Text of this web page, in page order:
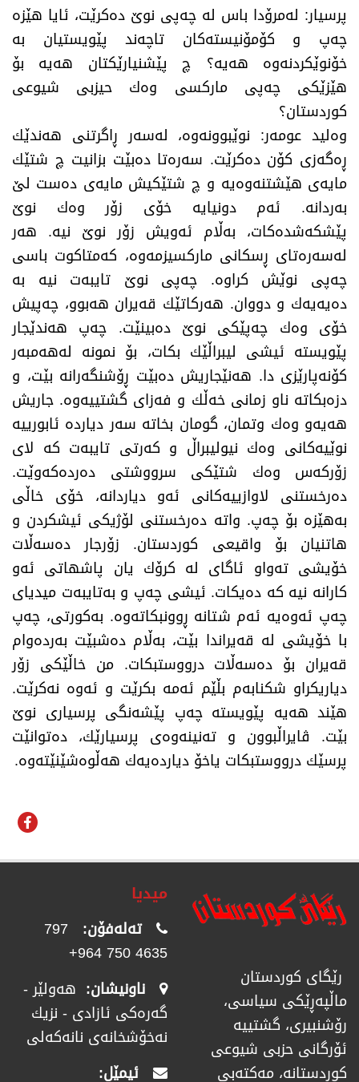
پرسیار: لەمرۆدا باس لە چەپی نوێ‌ دەكرێت، ئایا هێزە
چەپ و كۆمۆنیستەكان تاچەند پێویستیان بە
خۆنوێكردنەوە هەیە؟ چ پێشنیارێكتان هەیە بۆ
هێزێكی چەپی ماركسی وەك حیزبی شیوعی
كوردستان؟
وه‌لید عومه‌ر: نوێبوونه‌وه‌، له‌سه‌ر ڕاگرتنی هه‌ندێك
ڕه‌گه‌زی كۆن ده‌كرێت. سه‌ره‌تا ده‌بێت بزانیت چ شتێك
مایه‌ی هێشتنه‌وه‌یه‌ و چ شتێكیش مایه‌ی ده‌ست لێ
به‌ردانه‌. ئه‌م دونیایه‌ خۆی زۆر وه‌ك نوێ
پێشكه‌شده‌كات، به‌ڵام ئه‌ویش زۆر نوێ نیه‌. هه‌ر
له‌سه‌ره‌تای ڕسكانی ماركسیزمه‌وه‌، كه‌متاكوت باسی
چه‌پی نوێش كراوه‌. چه‌پی نوێ تایبه‌ت نیه‌ به‌
ده‌یه‌یه‌ك و دووان. هه‌ركاتێك قه‌یران هه‌بوو، چه‌پیش
خۆی وه‌ك چه‌پێكی نوێ ده‌بینێت. چه‌پ هه‌ندێجار
پێویسته‌ ئیشی لیبراڵێك بكات، بۆ نمونه‌ له‌هه‌مبه‌ر
كۆنه‌پارێزی دا. هه‌نێجاریش ده‌بێت ڕۆشنگه‌رانه‌ بێت، و
دزه‌بكاته‌ ناو زمانی خه‌ڵك و فه‌زای گشتییه‌وه‌. جاریش
هه‌یه‌و وه‌ك وتمان، گومان بخاته‌ سه‌ر دیارده‌ ئابورییه‌
نوێیه‌كانی وه‌ك نیولیبراڵ و كه‌رتی تایبه‌ت كه‌ لای
زۆركه‌س وه‌ك شتێكی سرووشتی ده‌رده‌كه‌وێت.
ده‌رخستنی لاوازییه‌كانی ئه‌و دیاردانه‌، خۆی خاڵی
به‌هێزه‌ بۆ چه‌پ. واته‌ ده‌رخستنی لۆژیكی ئیشكردن و
هاتنیان بۆ واقیعی كوردستان. زۆرجار ده‌سه‌ڵات
خۆیشی ته‌واو ئاگای له‌ كرۆك یان پاشهاتی ئه‌و
كارانه‌ نیه‌ كه‌ ده‌یكات. ئیشی چه‌پ و به‌تایبه‌ت میدیای
چه‌پ ئه‌وه‌یه‌ ئه‌م شتانه‌ ڕوونبكاته‌وه‌. به‌كورتی، چه‌پ
با خۆیشی له‌ قه‌یراندا بێت، به‌ڵام ده‌شبێت به‌رده‌وام
قه‌یران بۆ ده‌سه‌ڵات درووستبكات. من خاڵێكی زۆر
دیاریكراو شكنابه‌م بڵێم ئه‌مه‌ بكرێت و ئه‌وه‌ نه‌كرێت.
هێند هه‌یه‌ پێویسته‌ چه‌پ پێشه‌نگی پرسیاری نوێ
بێت. ڤایراڵبوون و ته‌نینه‌وه‌ی پرسیارێك، ده‌توانێت
پرسێك درووستبكات یاخۆ دیارده‌یه‌ك هه‌ڵوه‌شێنێته‌وه‌.
رێگای كوردستان
ماڵپەڕێكی سیاسی،
رۆشنبیری، گشتییە
ئۆرگانی حزبی شیوعی
كوردستانە، مەكتەبی
میدیا
تەلەفۆن: 797
4635 750 964+
ناونیشان: هەولێر -
گەرەکی ئازادی - نزیك
نەخۆشخانەی نانەکەلی
ئیمێل: